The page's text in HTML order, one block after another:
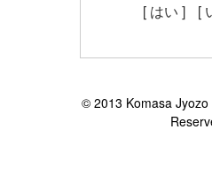
[ はい ]
[
© 2013 Komasa